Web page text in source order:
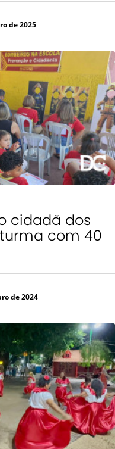
de 2025
cidadã dos
com 40
de 2024